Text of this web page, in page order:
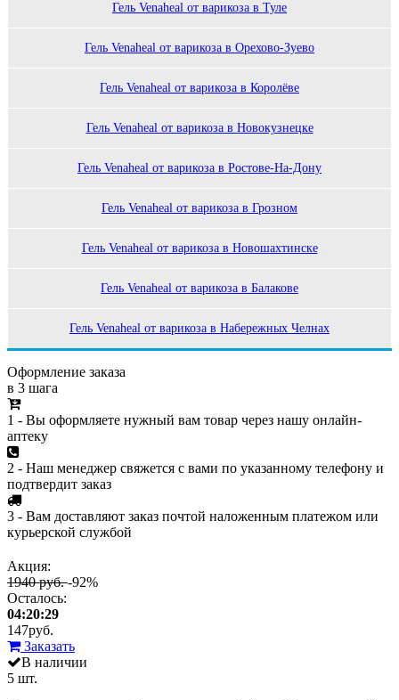
Гель Venaheal от варикоза в Туле
Гель Venaheal от варикоза в Орехово-Зуево
Гель Venaheal от варикоза в Королёве
Гель Venaheal от варикоза в Новокузнецке
Гель Venaheal от варикоза в Ростове-На-Дону
Гель Venaheal от варикоза в Грозном
Гель Venaheal от варикоза в Новошахтинске
Гель Venaheal от варикоза в Балакове
Гель Venaheal от варикоза в Набережных Челнах
Оформление заказа
в 3 шага
1 - Вы оформляете нужный вам товар через нашу онлайн-
аптеку
2 - Наш менеджер свяжется с вами по указанному телефону и
подтвердит заказ
3 - Вам доставляют заказ почтой наложенным платежом или
курьерской службой
Акция:
1940 руб.-92%
Осталось:
04:20:29
147руб.
Заказать
В наличии
5 шт.